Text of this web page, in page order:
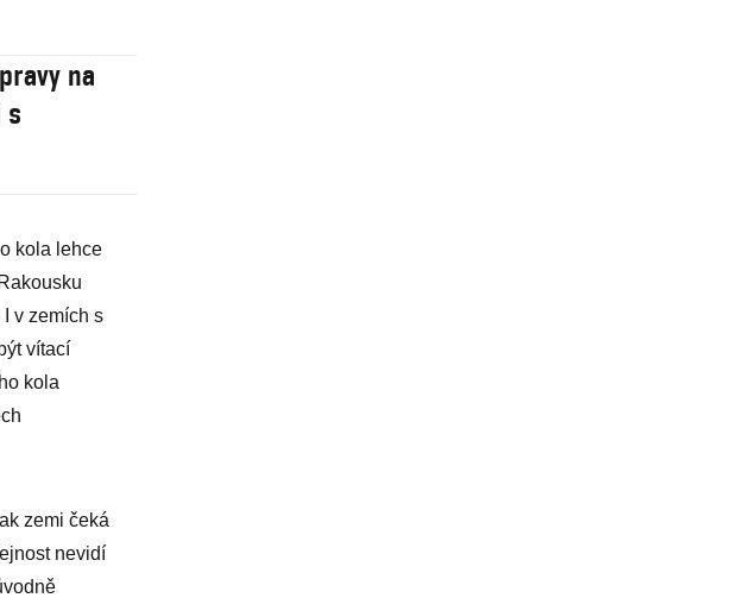
na
s
kola lehce
v zemích s
vítací
kola
zemi čeká
nevidí